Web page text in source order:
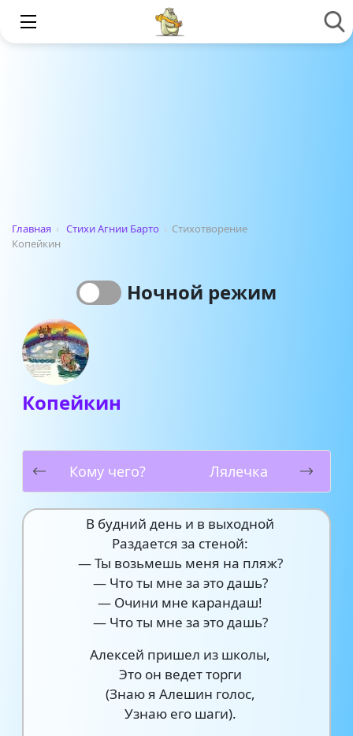
Главная › Стихи Агнии Барто › Стихотворение
Копейкин
Ночной режим
Копейкин
Кому чего? Лялечка
В будний день и в выходной
Раздается за стеной:
— Ты возьмешь меня на пляж?
— Что ты мне за это дашь?
— Очини мне карандаш!
— Что ты мне за это дашь?
Алексей пришел из школы,
Это он ведет торги
(Знаю я Алешин голос,
Узнаю его шаги).